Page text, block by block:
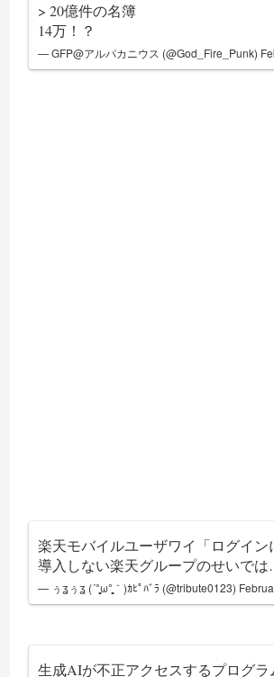
> 20億件の名簿
14万！？
— GFP@アルパカニウス (@God_Fire_Punk)
楽天モバイルユーザワイ「ログイン
導入しない楽天グループのせいでは
— ぅʓぅʓ (´°̥̥̥̥̥̥̥̥ω°̥̥̥̥̥̥̥̥｀)ｶﾋﾟﾊﾞﾗ (@tribute0123)
生成AIが不正アクセスするプログラ